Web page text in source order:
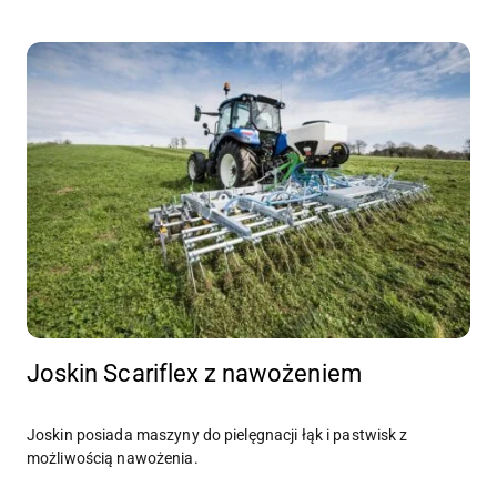
Joskin Scariflex z nawożeniem
Joskin posiada maszyny do pielęgnacji łąk i pastwisk z
możliwością nawożenia.